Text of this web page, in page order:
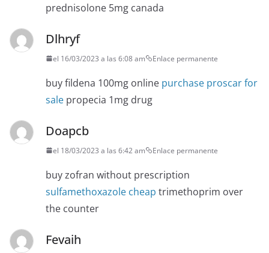
prednisolone 5mg canada
Dlhryf
el 16/03/2023 a las 6:08 am Enlace permanente
buy fildena 100mg online purchase proscar for
sale propecia 1mg drug
Doapcb
el 18/03/2023 a las 6:42 am Enlace permanente
buy zofran without prescription
sulfamethoxazole cheap trimethoprim over
the counter
Fevaih